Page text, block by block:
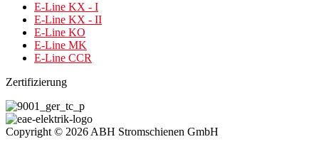
E-Line KX - I
E-Line KX - II
E-Line KO
E-Line MK
E-Line CCR
Zertifizierung
Copyright © 2026 ABH Stromschienen GmbH